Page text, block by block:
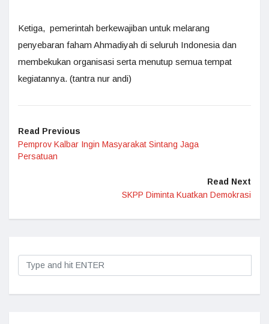
Ketiga, pemerintah berkewajiban untuk melarang
penyebaran faham Ahmadiyah di seluruh Indonesia dan
membekukan organisasi serta menutup semua tempat
kegiatannya. (tantra nur andi)
Read Previous
Pemprov Kalbar Ingin Masyarakat Sintang Jaga
Persatuan
Read Next
SKPP Diminta Kuatkan Demokrasi